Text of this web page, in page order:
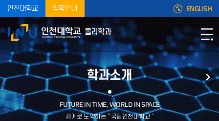
인천대학교 입학안내 ENGLISH
물리학과
학과소개